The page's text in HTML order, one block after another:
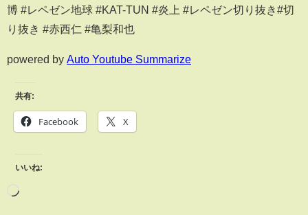
博 #レペゼン地球 #KAT-TUN #炎上 #レペゼン切り抜き#切
り抜き #赤西仁 #亀梨和也
powered by Auto Youtube Summarize
共有:
Facebook X
いいね: